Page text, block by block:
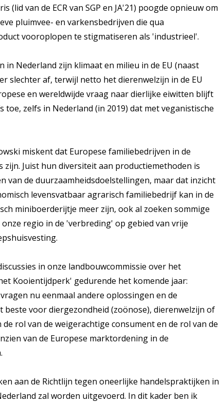
(lid van de ECR van SGP en JA'21) poogde opnieuw om
pluimvee- en varkensbedrijven die qua
vooroplopen te stigmatiseren als 'industrieel'.
in Nederland zijn klimaat en milieu in de EU (naast
slechter af, terwijl netto het dierenwelzijn in de EU
en wereldwijde vraag naar dierlijke eiwitten blijft
toe, zelfs in Nederland (in 2019) dat met veganistische
miskent dat Europese familiebedrijven in de
zijn. Juist hun diversiteit aan productiemethoden is
van de duurzaamheidsdoelstellingen, maar dat inzicht
levensvatbaar agrarisch familiebedrijf kan in de
miniboerderijtje meer zijn, ook al zoeken sommige
regio in de 'verbreding' op gebied van vrije
in onze landbouwcommissie over het
Kooientijdperk' gedurende het komende jaar:
nu eenmaal andere oplossingen en de
beste voor diergezondheid (zoönose), dierenwelzijn of
rol van de weigerachtige consument en de rol van de
van de Europese marktordening in de
aan de Richtlijn tegen oneerlijke handelspraktijken in
zal worden uitgevoerd. In dit kader ben ik